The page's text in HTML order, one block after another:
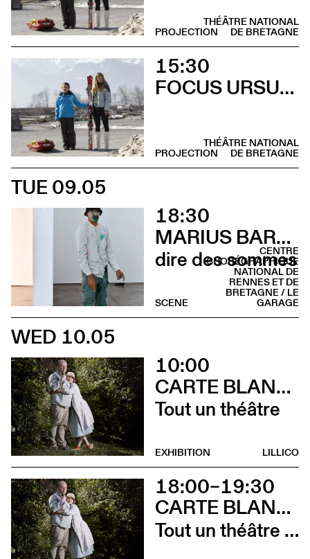
THÉÂTRE NATIONAL
DE BRETAGNE
PROJECTION
15:30
FOCUS URSULA MEIER
THÉÂTRE NATIONAL
DE BRETAGNE
PROJECTION
TUE 09.05
18:30
MARIUS BARTHAUX
dire des sommes
CENTRE
CHORÉGRAPHIQUE
NATIONAL DE
RENNES ET DE
BRETAGNE / LE
GARAGE
SCENE
WED 10.05
10:00
CARTE BLANCHE À ALBERTINE & GERMANO ZULLO
Tout un théâtre
LILLICO
EXHIBITION
18:00–19:30
CARTE BLANCHE À ALBERTINE & GERMANO ZULLO
Tout un théâtre (Rencontre avec Albertine et Germano Zullo et soirée films d’animation. Tout public dès 10 ans)